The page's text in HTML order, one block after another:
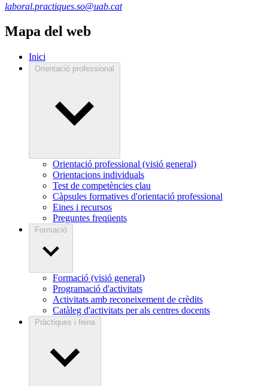
laboral.practiques.so@uab.cat
Mapa del web
Inici
Orientació professional
Orientació professional (visió general)
Orientacions individuals
Test de competències clau
Càpsules formatives d'orientació professional
Eines i recursos
Preguntes freqüents
Formació
Formació (visió general)
Programació d'activitats
Activitats amb reconeixement de crèdits
Catàleg d'activitats per als centres docents
Pràctiques i feina